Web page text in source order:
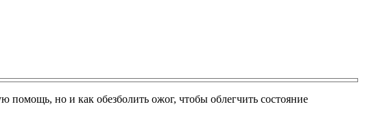
но и как обезболить ожог, чтобы облегчить состояние